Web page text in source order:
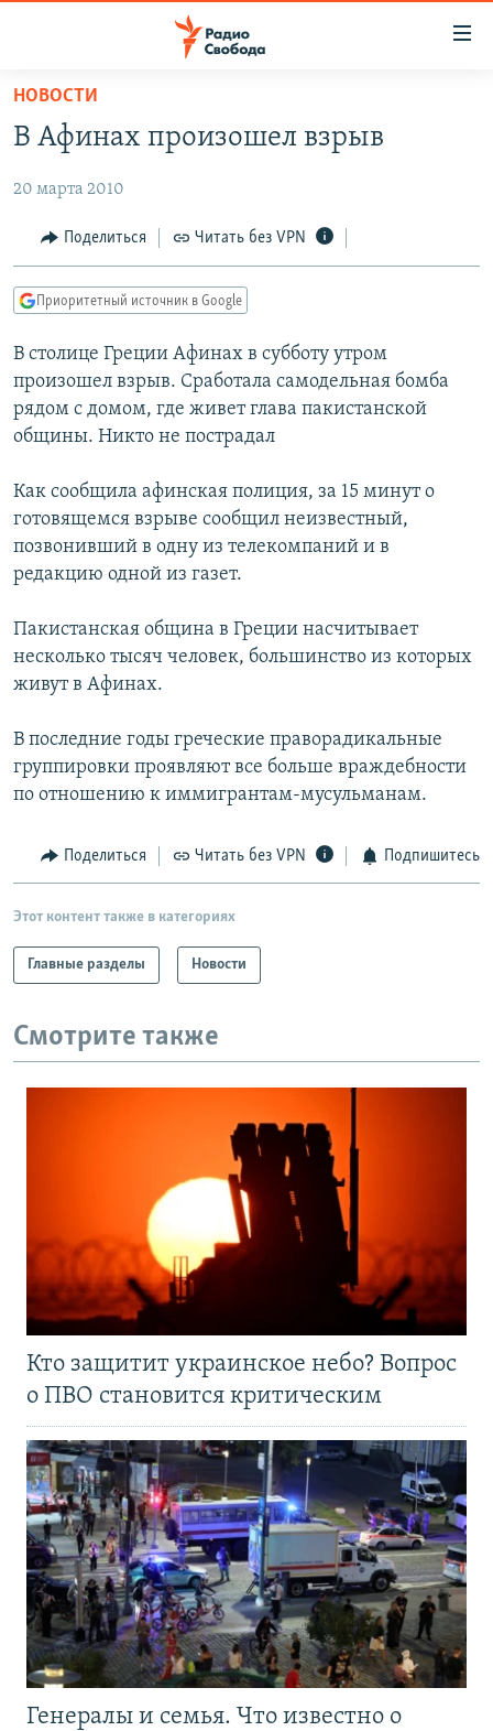
упрощенного
доступа
содержанию
Вернутся
навигации
Вернутся
поиску
ПРОГРАММЫ
ПОДКАСТЫ
АВТОРСКИЕ ПРОЕКТЫ
ЦИТАТЫ СВОБОДЫ
КУЛЬТУРА
IDEL.РЕАЛИИ
КАВКАЗ.РЕАЛИИ
СЕВЕР.РЕАЛИИ
РАСПИСАНИЕ ВЕЩАНИЯ
ПОДПИШИТЕСЬ НА РАССЫЛКУ
Все сайты РСЕ/РС
НОВОСТИ
В Афинах произошел взрыв
20 марта 2010
Поделиться Читать без VPN
Приоритетный источник в Google
В столице Греции Афинах в субботу утром
произошел взрыв. Сработала самодельная бомба
рядом с домом, где живет глава пакистанской
общины. Никто не пострадал
Как сообщила афинская полиция, за 15 минут о
готовящемся взрыве сообщил неизвестный,
позвонивший в одну из телекомпаний и в
редакцию одной из газет.
Пакистанская община в Греции насчитывает
несколько тысяч человек, большинство из которых
живут в Афинах.
В последние годы греческие праворадикальные
группировки проявляют все больше враждебности
по отношению к иммигрантам-мусульманам.
Поделиться Читать без VPN Подпишитесь
Этот контент также в категориях
Главные разделы Новости
Смотрите также
Кто защитит украинское небо? Вопрос
о ПВО становится критическим
Генералы и семья. Что известно о